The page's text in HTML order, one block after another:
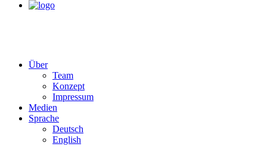
Über
Team
Konzept
Impressum
Medien
Sprache
Deutsch
English